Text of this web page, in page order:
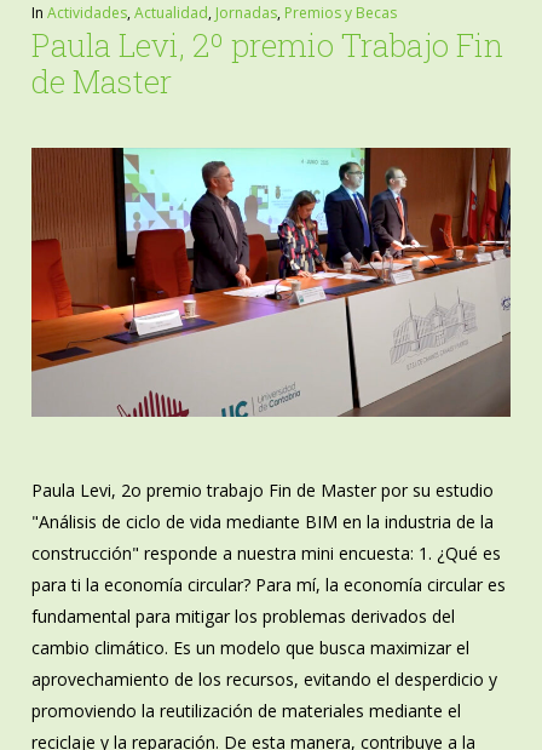
In Actividades,Actualidad, Jornadas, Premios y Becas
Paula Levi, 2º premio Trabajo Fin
de Master
Paula Levi, 2o premio trabajo Fin de Master por su estudio
"Análisis de ciclo de vida mediante BIM en la industria de la
construcción" responde a nuestra mini encuesta: 1. ¿Qué es
para ti la economía circular? Para mí, la economía circular es
fundamental para mitigar los problemas derivados del
cambio climático. Es un modelo que busca maximizar el
aprovechamiento de los recursos, evitando el desperdicio y
promoviendo la reutilización de materiales mediante el
reciclaje y la reparación. De esta manera, contribuye a la